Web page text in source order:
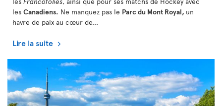
les Canadiens. Ne manquez pas le Parc du Mont Royal, un
havre de paix au cœur de...
Lire la suite